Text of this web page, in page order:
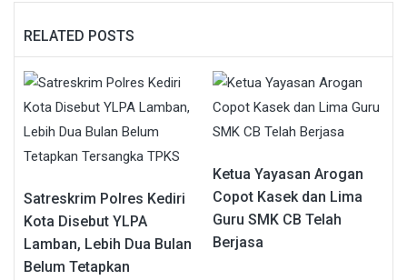
RELATED POSTS
Satreskrim Polres Kediri
Kota Disebut YLPA
Lamban, Lebih Dua Bulan
Belum Tetapkan
Ketua Yayasan Arogan
Copot Kasek dan Lima
Guru SMK CB Telah
Berjasa